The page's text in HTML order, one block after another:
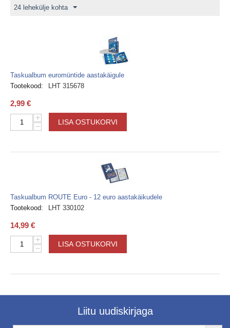
24 lehekülje kohta
Taskualbum euromüntide aastakäigule
Tootekood:
LHT 315678
2,99 €
+
−
LISA OSTUKORVI
Taskualbum ROUTE Euro - 12 euro aastakäikudele
Tootekood:
LHT 330102
14,99 €
+
−
LISA OSTUKORVI
Liitu uudiskirjaga